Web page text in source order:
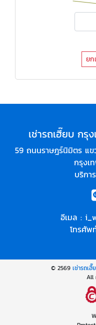
ยก
เช่ารถเฮี๊ยบ กรุ
59 ถนนราษฎร์นิมิตร แข
กรุงเ
บริกา
อีเมล :
โทรศัพ
© 2569เช่ารถเ
All